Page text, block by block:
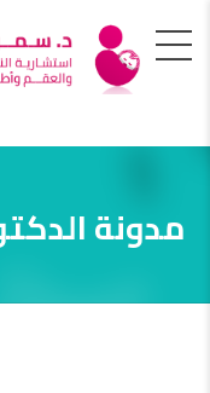
مدونة